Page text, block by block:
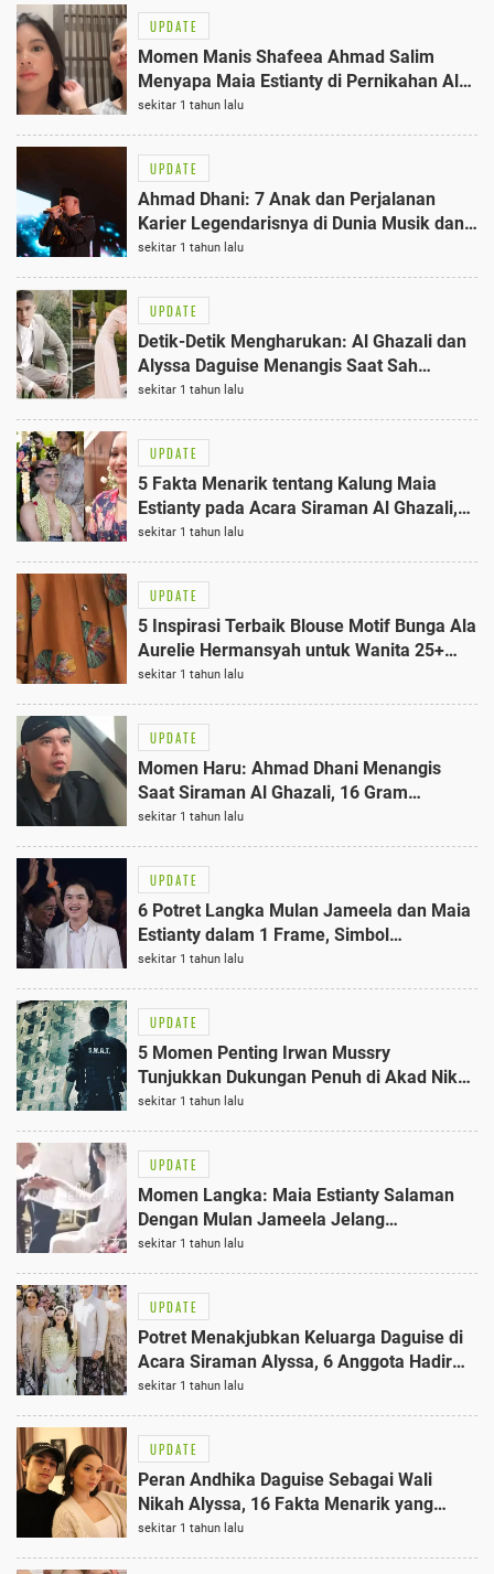
UPDATE
Momen Manis Shafeea Ahmad Salim
Menyapa Maia Estianty di Pernikahan Al
Ghazali 2025
sekitar 1 tahun lalu
UPDATE
Ahmad Dhani: 7 Anak dan Perjalanan
Karier Legendarisnya di Dunia Musik dan
Politik
sekitar 1 tahun lalu
UPDATE
Detik-Detik Mengharukan: Al Ghazali dan
Alyssa Daguise Menangis Saat Sah
Menjadi Pasutri 2025
sekitar 1 tahun lalu
UPDATE
5 Fakta Menarik tentang Kalung Maia
Estianty pada Acara Siraman Al Ghazali,
Simbol Gaya Personal Berkelas
sekitar 1 tahun lalu
UPDATE
5 Inspirasi Terbaik Blouse Motif Bunga Ala
Aurelie Hermansyah untuk Wanita 25+
Tahun
sekitar 1 tahun lalu
UPDATE
Momen Haru: Ahmad Dhani Menangis
Saat Siraman Al Ghazali, 16 Gram
Maskawin Diserahkan
sekitar 1 tahun lalu
UPDATE
6 Potret Langka Mulan Jameela dan Maia
Estianty dalam 1 Frame, Simbol
Keakraban Baru
sekitar 1 tahun lalu
UPDATE
5 Momen Penting Irwan Mussry
Tunjukkan Dukungan Penuh di Akad Nikah
Al Ghazali
sekitar 1 tahun lalu
UPDATE
Momen Langka: Maia Estianty Salaman
Dengan Mulan Jameela Jelang
Pernikahan Al Ghazali, 3 Hal Menarik
sekitar 1 tahun lalu
UPDATE
Potret Menakjubkan Keluarga Daguise di
Acara Siraman Alyssa, 6 Anggota Hadir
dengan Busana Adat
sekitar 1 tahun lalu
UPDATE
Peran Andhika Daguise Sebagai Wali
Nikah Alyssa, 16 Fakta Menarik yang
Wajib Tahu
sekitar 1 tahun lalu